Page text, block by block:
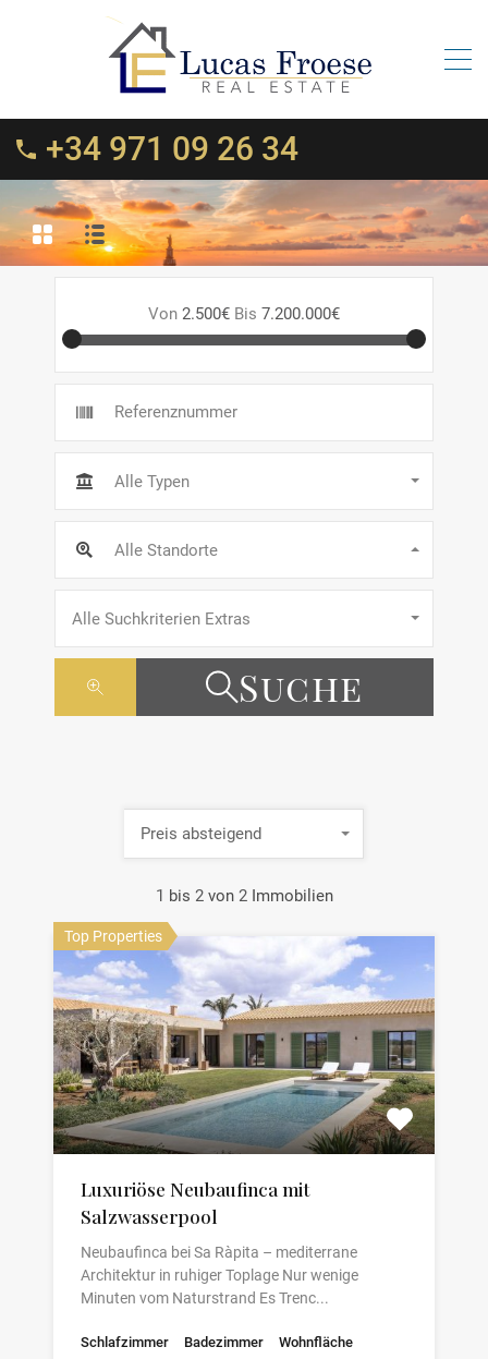
+34 971 09 26 34
Von 2.500€ Bis 7.200.000€
Alle Typen
Alle Standorte
Alle Suchkriterien Extras
Suche
1 bis 2 von 2 Immobilien
Preis absteigend
Top Properties
Luxuriöse Neubaufinca mit
Salzwasserpool
Neubaufinca bei Sa Ràpita – mediterrane
Architektur in ruhiger Toplage Nur wenige
Minuten vom Naturstrand Es Trenc...
Schlafzimmer
Badezimmer
Wohnfläche